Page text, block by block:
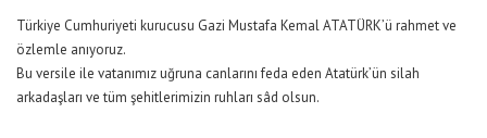
Türkiye Cumhuriyeti kurucusu Gazi Mustafa Kemal ATATÜRK’ü rahmet ve
özlemle anıyoruz.
Bu versile ile vatanımız uğruna canlarını feda eden Atatürk’ün silah
arkadaşları ve tüm şehitlerimizin ruhları sâd olsun.